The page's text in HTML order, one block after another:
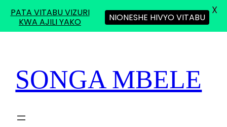
content
SONGA MBELE
PATA VITABU VIZURI
KWA AJILI YAKO
NIONESHE HIVYO VITABU
X